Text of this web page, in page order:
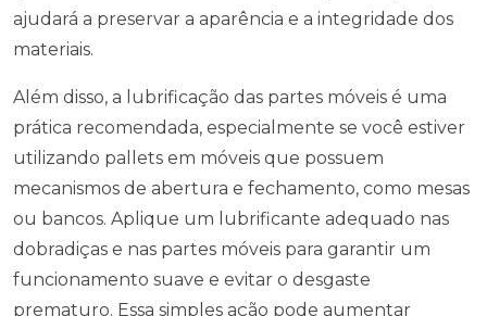
ajudará a preservar a aparência e a integridade dos
materiais.
Além disso, a lubrificação das partes móveis é uma
prática recomendada, especialmente se você estiver
utilizando pallets em móveis que possuem
mecanismos de abertura e fechamento, como mesas
ou bancos. Aplique um lubrificante adequado nas
dobradiças e nas partes móveis para garantir um
funcionamento suave e evitar o desgaste
prematuro. Essa simples ação pode aumentar